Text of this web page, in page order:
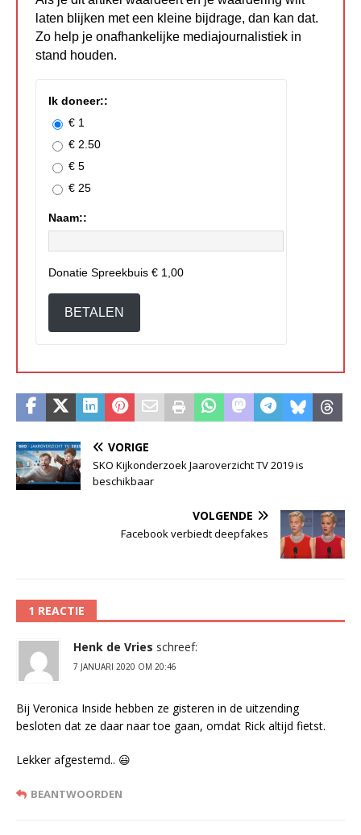
laten blijken met een kleine bijdrage, dan kan dat.
Zo help je onafhankelijke mediajournalistiek in
stand houden.
Ik doneer::
€ 1
€ 2.50
€ 5
€ 25
Naam::
Donatie Spreekbuis € 1,00
BETALEN
VORIGE
SKO Kijkonderzoek Jaaroverzicht TV 2019 is
beschikbaar
VOLGENDE
Facebook verbiedt deepfakes
1 REACTIE
Henk de Vries schreef:
7 JANUARI 2020 OM 20:46
Bij Veronica Inside hebben ze gisteren in de uitzending
besloten dat ze daar naar toe gaan, omdat Rick altijd fietst.
Lekker afgestemd.. 😃
BEANTWOORDEN